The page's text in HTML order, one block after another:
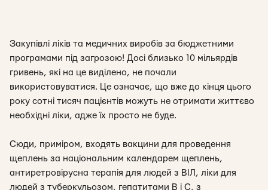
Закупівлі ліків та медичних виробів за бюджетними
програмами під загрозою! Досі близько 10 мільярдів
гривень, які на це виділено, не почали
використовуватися. Це означає, що вже до кінця цього
року сотні тисяч пацієнтів можуть не отримати життєво
необхідні ліки, адже їх просто не буде.
Сюди, приміром, входять вакцини для проведення
щеплень за національним календарем щеплень,
антиретровірусна терапія для людей з ВІЛ, ліки для
людей з туберкульозом, гепатитами В і С, з